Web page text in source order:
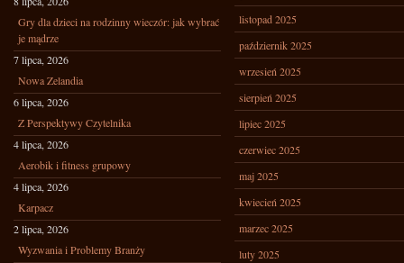
Gry dla dzieci na rodzinny wieczór: jak wybrać
je mądrze
7 lipca, 2026
Nowa Zelandia
6 lipca, 2026
Z Perspektywy Czytelnika
4 lipca, 2026
Aerobik i fitness grupowy
4 lipca, 2026
Karpacz
2 lipca, 2026
Wyzwania i Problemy Branży
listopad 2025
październik 2025
wrzesień 2025
sierpień 2025
lipiec 2025
czerwiec 2025
maj 2025
kwiecień 2025
marzec 2025
luty 2025